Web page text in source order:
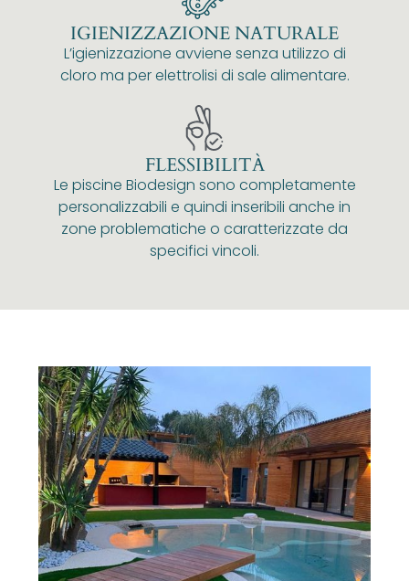
IGIENIZZAZIONE NATURALE
L’igienizzazione avviene senza utilizzo di
cloro ma per elettrolisi di sale alimentare.
FLESSIBILITÀ
Le piscine Biodesign sono completamente
personalizzabili e quindi inseribili anche in
zone problematiche o caratterizzate da
specifici vincoli.